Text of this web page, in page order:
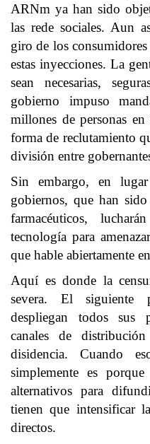
ARNm ya han sido
las rede sociales. Aun
giro de los
estas inyecciones. La
sean necesarias,
gobierno impuso
millones de personas
forma de reclutamiento
división entre
Sin embargo, en
gobiernos, que han
farmacéuticos,
tecnología para
que hable abiertamente
Aquí es donde la
severa. El siguiente
despliegan todos sus
canales de
disidencia. Cuando
simplemente es
alternativos para
tienen que intensificar
directos.